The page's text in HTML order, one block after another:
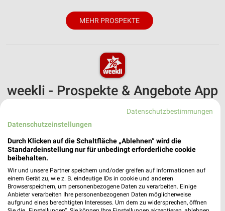
MEHR PROSPEKTE
weekli - Prospekte & Angebote App
Alle Fressnapf Angebote immer griffbereit – mit der
✔Standortgenaue Angebote
✔Folge deinem Lieblingshändler
✔Push-Benachrichtigungen bei neuen Prospekten
✔Einkaufsliste - Einkauf stressfrei planen
JETZT LADEN UND SPAREN!
Datenschutzbestimmungen
Datenschutzeinstellungen
Durch Klicken auf die Schaltfläche „Ablehnen“ wird die
Standardeinstellung nur für unbedingt erforderliche cookie
beibehalten.
Wir und unsere Partner speichern und/oder greifen auf Informationen auf
einem Gerät zu, wie z. B. eindeutige IDs in cookie und anderen
Browserspeichern, um personenbezogene Daten zu verarbeiten. Einige
Anbieter verarbeiten Ihre personenbezogenen Daten möglicherweise
aufgrund eines berechtigten Interesses. Um dem zu widersprechen, öffnen